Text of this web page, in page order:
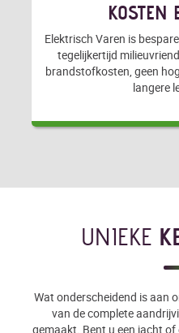
KOSTEN
Elektrisch Varen is
tegelijkertijd
brandstofkosten, geen
langere
UNIEKE
Wat onderscheidend is aan
van de complete
gemaakt. Bent u een jacht